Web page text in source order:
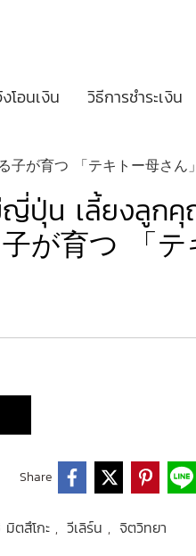
โอนเงิน วิธีการชำระเงิน
が育つ 「テキトー母さん
ปุ่น เลี้ยงลูกคุ
が育つ 「
Share
มิตสึโกะ , วีเลิร์น , จิตวิทยา